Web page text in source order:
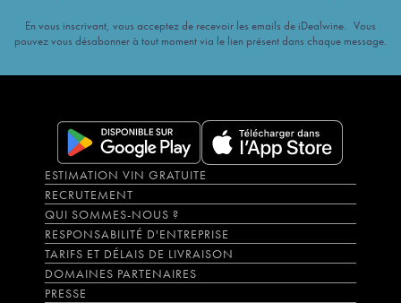
En vous inscrivant, vous acceptez de recevoir les emails de iDealwine. Vous
pouvez vous désabonner à tout moment via le lien présent dans chaque message.
ESTIMATION VIN GRATUITE
RECRUTEMENT
QUI SOMMES-NOUS ?
RESPONSABILITÉ D'ENTREPRISE
TARIFS ET DÉLAIS DE LIVRAISON
DOMAINES PARTENAIRES
PRESSE